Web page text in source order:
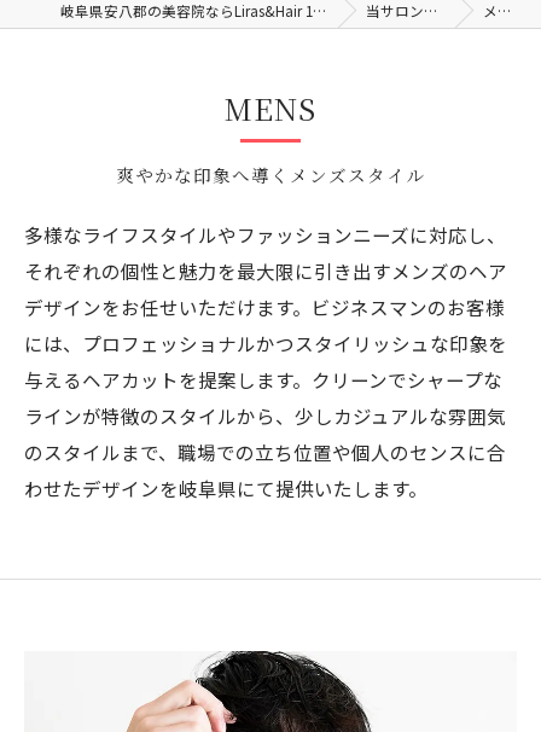
岐阜県安八郡の美容院ならLiras&Hair 1/F 岐阜安八店 当サロンの特徴 メンズ
爽やかな印象へ導くメンズスタイル
MENS
多様なライフスタイルやファッションニーズに対応し、
それぞれの個性と魅力を最大限に引き出すメンズのヘア
デザインをお任せいただけます。ビジネスマンのお客様
には、プロフェッショナルかつスタイリッシュな印象を
与えるヘアカットを提案します。クリーンでシャープな
ラインが特徴のスタイルから、少しカジュアルな雰囲気
のスタイルまで、職場での立ち位置や個人のセンスに合
わせたデザインを岐阜県にて提供いたします。